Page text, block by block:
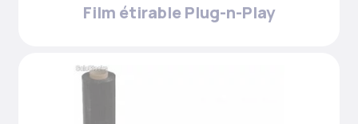
Film étirable Plug-n-Play